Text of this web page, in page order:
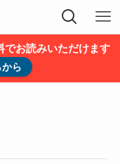
でお読みいただけます
ら